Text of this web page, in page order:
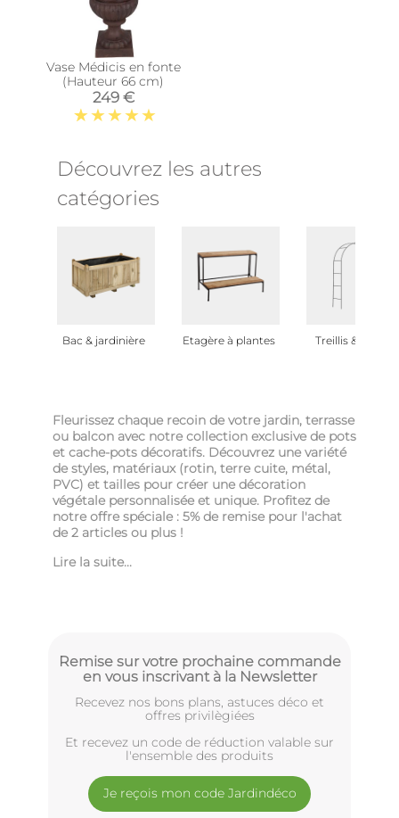
Vase Médicis en fonte
(Hauteur 66 cm)
249 €
Découvrez les autres
catégories
Bac & jardinière Etagère à plantes Treillis & arche
Fleurissez chaque recoin de votre jardin, terrasse
ou balcon avec notre collection exclusive de pots
et cache-pots décoratifs. Découvrez une variété
de styles, matériaux (rotin, terre cuite, métal,
PVC) et tailles pour créer une décoration
végétale personnalisée et unique. Profitez de
notre offre spéciale : 5% de remise pour l'achat
de 2 articles ou plus !
Lire la suite...
Remise sur votre prochaine commande
en vous inscrivant à la Newsletter
Recevez nos bons plans, astuces déco et
offres privilègiées
Et recevez un code de réduction valable sur
l'ensemble des produits
Je reçois mon code Jardindéco